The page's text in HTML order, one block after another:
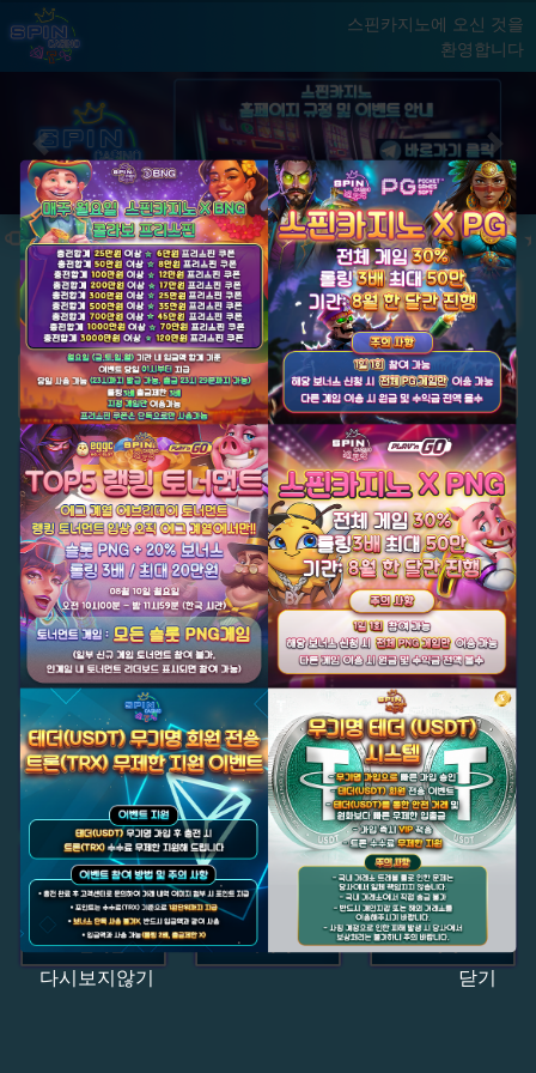
다시보지않기 닫기
스핀카지노에 오신 것을
환영합니다
게임
Previous
Next
★ 국내 최초, 국내 슬롯 1등 에그계열 ★ ★